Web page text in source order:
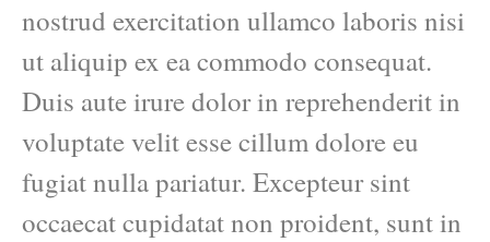
nostrud exercitation ullamco laboris nisi
ut aliquip ex ea commodo consequat.
Duis aute irure dolor in reprehenderit in
voluptate velit esse cillum dolore eu
fugiat nulla pariatur. Excepteur sint
occaecat cupidatat non proident, sunt in